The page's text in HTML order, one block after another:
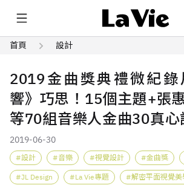
首頁 設計
2019金曲獎典禮微紀錄
響》巧思！15個主題+張
等70組音樂人金曲30真心
2019-06-30
設計 音樂 視覺設計 金曲獎
JL Design La Vie專題 解密平面視覺美